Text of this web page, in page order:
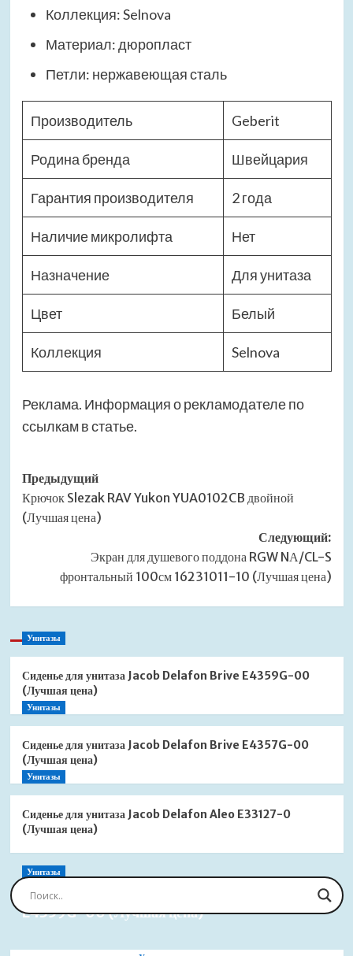
Коллекция: Selnova
Материал: дюропласт
Петли: нержавеющая сталь
Производитель Geberit
Родина бренда Швейцария
Гарантия производителя 2 года
Наличие микролифта Нет
Назначение Для унитаза
Цвет Белый
Коллекция Selnova
Реклама. Информация о рекламодателе по
ссылкам в статье.
Навигация
записи
Предыдущий
Крючок Slezak RAV Yukon YUA0102CB двойной
(Лучшая цена)
Следующий:
Экран для душевого поддона RGW NА/CL-S
фронтальный 100см 16231011-10 (Лучшая цена)
Унитазы
Сиденье для унитаза Jacob Delafon Brive E4359G-00
(Лучшая цена)
Унитазы
Сиденье для унитаза Jacob Delafon Brive E4357G-00
(Лучшая цена)
Унитазы
Сиденье для унитаза Jacob Delafon Aleo E33127-0
(Лучшая цена)
Унитазы
Сиденье для унитаза Jacob Delafon Brive
E4359G-00 (Лучшая цена)